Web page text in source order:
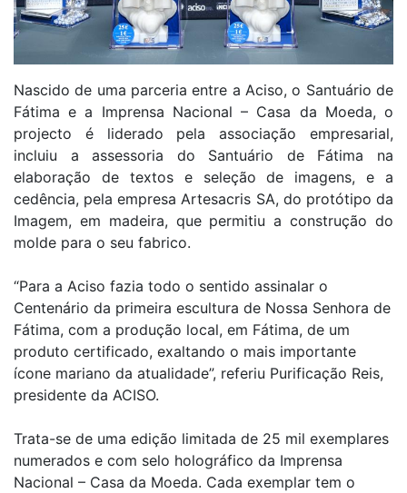
Nascido de uma parceria entre a Aciso, o Santuário de
Fátima e a Imprensa Nacional – Casa da Moeda, o
projecto é liderado pela associação empresarial,
incluiu a assessoria do Santuário de Fátima na
elaboração de textos e seleção de imagens, e a
cedência, pela empresa Artesacris SA, do protótipo da
Imagem, em madeira, que permitiu a construção do
molde para o seu fabrico.
“Para a Aciso fazia todo o sentido assinalar o
Centenário da primeira escultura de Nossa Senhora de
Fátima, com a produção local, em Fátima, de um
produto certificado, exaltando o mais importante
ícone mariano da atualidade”, referiu Purificação Reis,
presidente da ACISO.
Trata-se de uma edição limitada de 25 mil exemplares
numerados e com selo holográfico da Imprensa
Nacional – Casa da Moeda. Cada exemplar tem o